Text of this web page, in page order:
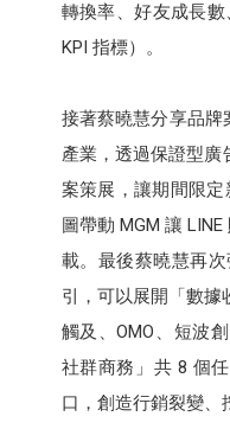
轉換率、好友成長
KPI 指標）。
接著蔡曉慧分享品牌
產業，透過保證型廣
案策展，讓期間限
圖帶動 MGM 讓
載。最後蔡曉慧再
引，可以展開「數據
觸及、OMO、短波
社群商務」共 8 個
口，創造行銷裂變、